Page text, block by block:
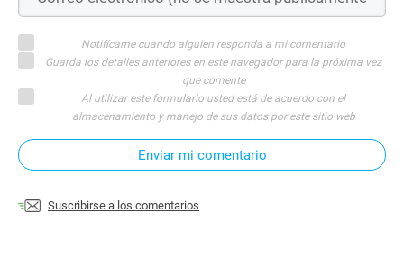
Notifícame cuando alguien responda a mi comentario
Guarda los detalles anteriores en este navegador para la próxima vez
que comente
Al utilizar este formulario usted está de acuerdo con el
almacenamiento y manejo de sus datos por este sitio web
Enviar mi comentario
Suscribirse a los comentarios